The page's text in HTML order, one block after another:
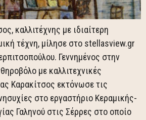
καλλιτέχνης με ιδιαίτερη
τέχνη, μίλησε στο stellasview.gr
Γεννημένος στην
με καλλιτεχνικές
Καρακίτσος εκτόνωσε τις
στο εργαστήριο Κεραμικής-
Γαληνού στις Σέρρες στο οποίο